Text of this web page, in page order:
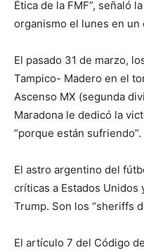
Ética de la FMF”, señaló
organismo el lunes en un
El pasado 31 de marzo,
Tampico- Madero en el
Ascenso MX (segunda
Maradona le dedicó la
“porque están sufriendo”.
El astro argentino del
críticas a Estados Unidos
Trump. Son los “sheriffs
El artículo 7 del Código